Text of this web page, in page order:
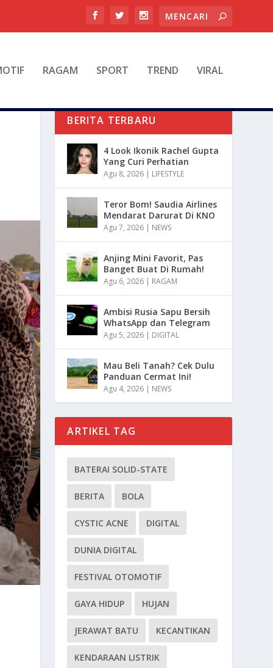
RAGAM SPORT TREND VIRAL
BERITA TERBARU
4 Look Ikonik Rachel Gupta
Yang Curi Perhatian
Agu 8, 2026 | LIFESTYLE
Teror Bom! Saudia Airlines
Mendarat Darurat Di KNO
Agu 7, 2026 | NEWS
Anjing Mini Favorit, Pas
Banget Buat Di Rumah!
Agu 6, 2026 | RAGAM
Ambisi Rusia Sapu Bersih
WhatsApp dan Telegram
Agu 5, 2026 | DIGITAL
Mau Beli Tanah? Cek Dulu
Panduan Cermat Ini!
Agu 4, 2026 | NEWS
ARTIKEL TAG
BATERAI SOLID-STATE
BERITA BOLA
CYSTIC ACNE DIGITAL
DUNIA DIGITAL
FESTIVAL OTOMOTIF
GAYA HIDUP HUJAN
JERAWAT BATU KECANTIKAN
KENDARAAN LISTRIK